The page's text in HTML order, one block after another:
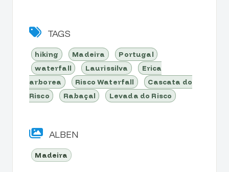
TAGS
hiking Madeira
Portugal
waterfall
Laurissilva
Erica
arborea
Risco Waterfall
Cascata do
Risco
Rabaçal Levada do Risco
ALBEN
Madeira